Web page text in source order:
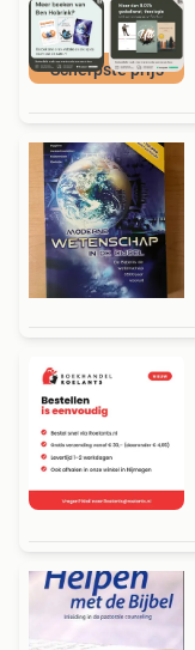
Scherpste prijs